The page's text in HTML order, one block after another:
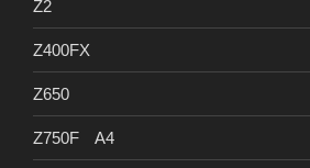
Z2
Z400FX
Z650
Z750F A4